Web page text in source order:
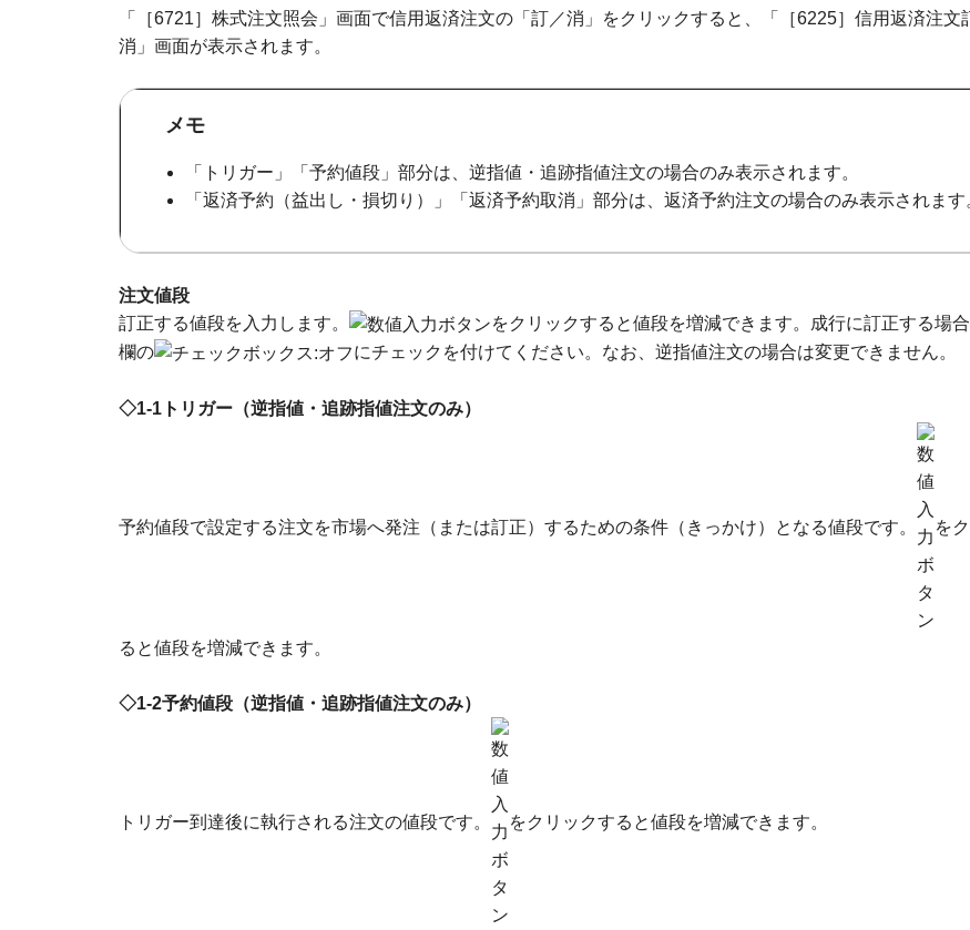
「［6721］株式注文照会」画面で信用返済注文の「訂／消」をクリックすると、「［6225］信用返済注文
消」画面が表示されます。
メモ
「トリガー」「予約値段」部分は、逆指値・追跡指値注文の場合のみ表示されます。
「返済予約（益出し・損切り）」「返済予約取消」部分は、返済予約注文の場合のみ表示されます
注文値段
訂正する値段を入力します。
をクリックすると値段を増減できます。成行に訂正する場
欄の
にチェックを付けてください。なお、逆指値注文の場合は変更できません。
◇1-1トリガー（逆指値・追跡指値注文のみ）
予約値段で設定する注文を市場へ発注（または訂正）するための条件（きっかけ）となる値段です。 を
ると値段を増減できます。
◇1-2予約値段（逆指値・追跡指値注文のみ）
トリガー到達後に執行される注文の値段です。 をクリックすると値段を増減できます。